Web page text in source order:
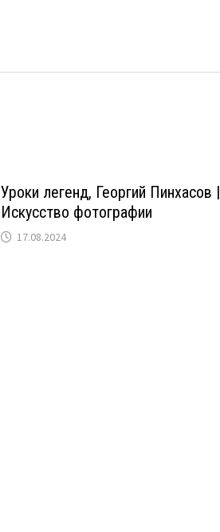
Уроки легенд, Георгий Пинхасов |
Искусство фотографии
17.08.2024